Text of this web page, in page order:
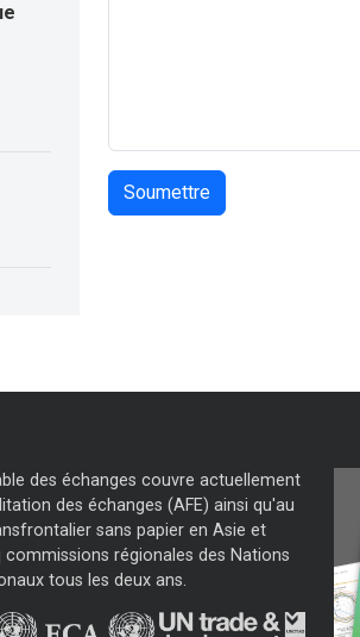
des échanges couvre actuellement
des échanges (AFE) ainsi qu'au
sans papier en Asie et
régionales des Nations
tous les deux ans.